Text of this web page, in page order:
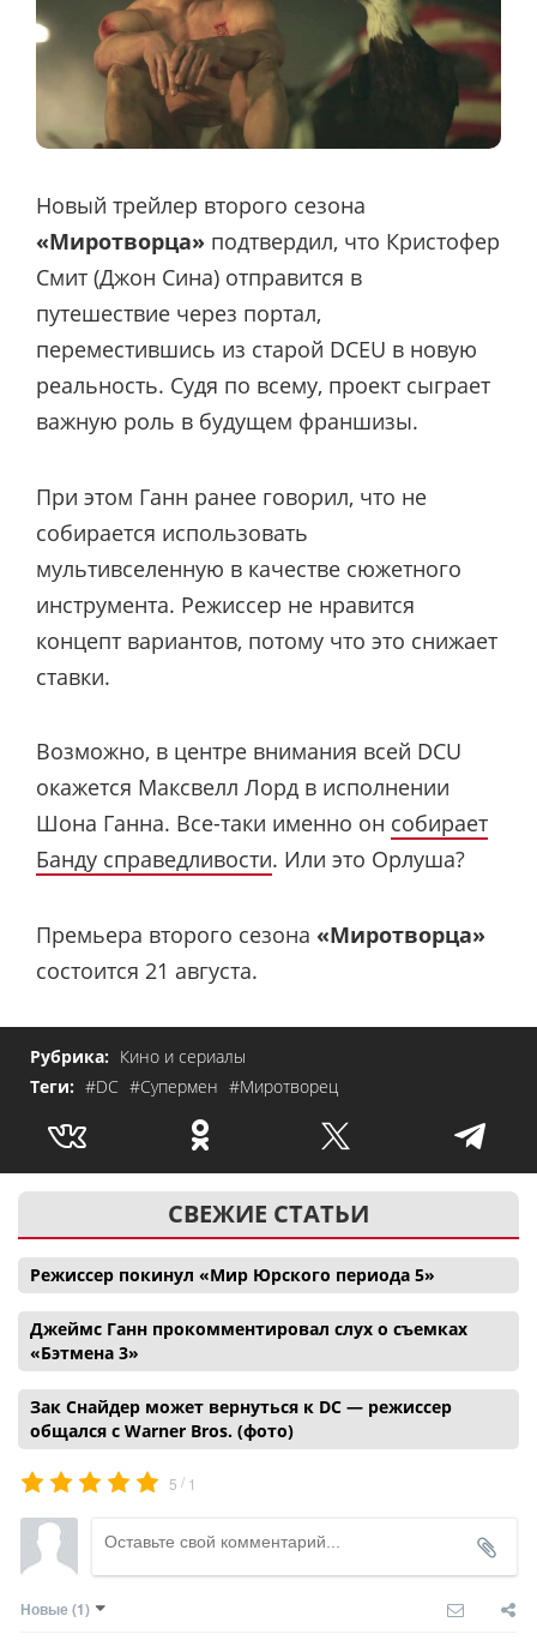
Новый трейлер второго сезона
«Миротворца» подтвердил, что Кристофер
Смит (Джон Сина) отправится в
путешествие через портал,
переместившись из старой DCEU в новую
реальность. Судя по всему, проект сыграет
важную роль в будущем франшизы.
При этом Ганн ранее говорил, что не
собирается использовать
мультивселенную в качестве сюжетного
инструмента. Режиссер не нравится
концепт вариантов, потому что это снижает
ставки.
Возможно, в центре внимания всей DCU
окажется Максвелл Лорд в исполнении
Шона Ганна. Все-таки именно он собирает
Банду справедливости. Или это Орлуша?
Премьера второго сезона «Миротворца»
состоится 21 августа.
Рубрика: Кино и сериалы
Теги: #DC #Супермен #Миротворец
СВЕЖИЕ СТАТЬИ
Режиссер покинул «Мир Юрского периода 5»
Джеймс Ганн прокомментировал слух о съемках
«Бэтмена 3»
Зак Снайдер может вернуться к DC — режиссер
общался с Warner Bros. (фото)
5 / 1
Новые (1)